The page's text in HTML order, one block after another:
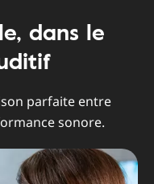
dans le
parfaite entre
sonore.